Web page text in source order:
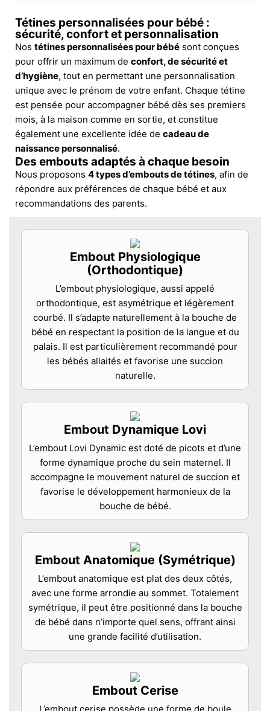
Tétines personnalisées pour bébé :
sécurité, confort et personnalisation
Nos tétines personnalisées pour bébé sont conçues
pour offrir un maximum de confort, de sécurité et
d’hygiène, tout en permettant une personnalisation
unique avec le prénom de votre enfant. Chaque tétine
est pensée pour accompagner bébé dès ses premiers
mois, à la maison comme en sortie, et constitue
également une excellente idée de cadeau de
naissance personnalisé.
Des embouts adaptés à chaque besoin
Nous proposons 4 types d’embouts de tétines, afin de
répondre aux préférences de chaque bébé et aux
recommandations des parents.
Embout Physiologique
(Orthodontique)
L’embout physiologique, aussi appelé
orthodontique, est asymétrique et légèrement
courbé. Il s’adapte naturellement à la bouche de
bébé en respectant la position de la langue et du
palais. Il est particulièrement recommandé pour
les bébés allaités et favorise une succion
naturelle.
Embout Dynamique Lovi
L’embout Lovi Dynamic est doté de picots et d’une
forme dynamique proche du sein maternel. Il
accompagne le mouvement naturel de succion et
favorise le développement harmonieux de la
bouche de bébé.
Embout Anatomique (Symétrique)
L’embout anatomique est plat des deux côtés,
avec une forme arrondie au sommet. Totalement
symétrique, il peut être positionné dans la bouche
de bébé dans n’importe quel sens, offrant ainsi
une grande facilité d’utilisation.
Embout Cerise